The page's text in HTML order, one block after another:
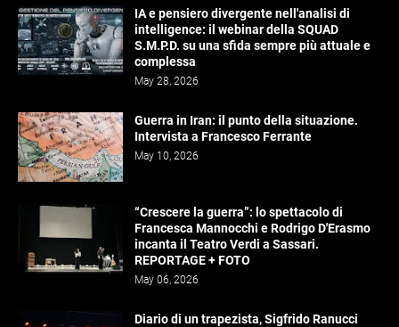
IA e pensiero divergente nell'analisi di
intelligence: il webinar della SQUAD
S.M.P.D. su una sfida sempre più attuale e
complessa
May 28, 2026
Guerra in Iran: il punto della situazione.
Intervista a Francesco Ferrante
May 10, 2026
“Crescere la guerra”: lo spettacolo di
Francesca Mannocchi e Rodrigo D'Erasmo
incanta il Teatro Verdi a Sassari.
REPORTAGE + FOTO
May 06, 2026
Diario di un trapezista, Sigfrido Ranucci